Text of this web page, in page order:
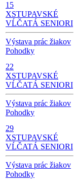
15
XSTUPAVSKÉ
VĹČATÁ SENIORI
Výstava prác žiakov
Pohodky
22
XSTUPAVSKÉ
VĹČATÁ SENIORI
Výstava prác žiakov
Pohodky
29
XSTUPAVSKÉ
VĹČATÁ SENIORI
Výstava prác žiakov
Pohodky